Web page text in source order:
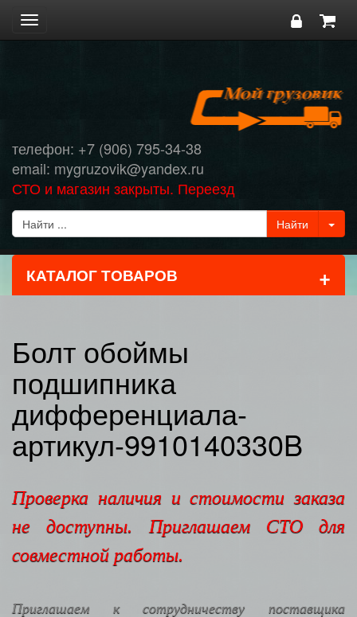
Toggle
navigation
телефон: +7 (906) 795-34-38
email: mygruzovik@yandex.ru
СТО и магазин закрыты. Переезд
КАТАЛОГ ТОВАРОВ +
Болт обоймы
подшипника
дифференциала-
артикул-9910140330B
Проверка наличия и стоимости заказа
не доступны. Приглашаем СТО для
совместной работы.
Приглашаем к сотрудничеству поставщика